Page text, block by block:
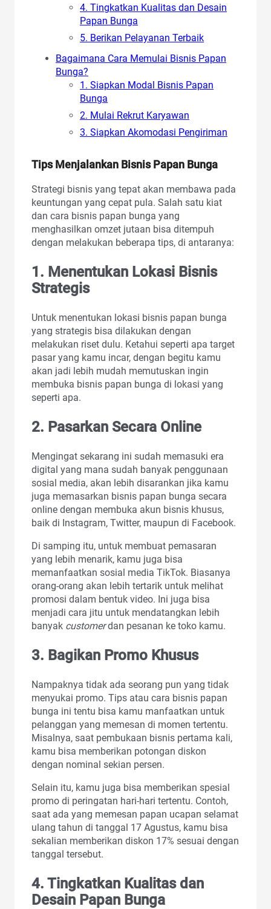
4. Tingkatkan Kualitas dan Desain
Papan Bunga
5. Berikan Pelayanan Terbaik
Bagaimana Cara Memulai Bisnis Papan
Bunga?
1. Siapkan Modal Bisnis Papan
Bunga
2. Mulai Rekrut Karyawan
3. Siapkan Akomodasi Pengiriman
Tips Menjalankan Bisnis Papan Bunga
Strategi bisnis yang tepat akan membawa pada
keuntungan yang cepat pula. Salah satu kiat
dan cara bisnis papan bunga yang
menghasilkan omzet jutaan bisa ditempuh
dengan melakukan beberapa tips, di antaranya:
1. Menentukan Lokasi Bisnis
Strategis
Untuk menentukan lokasi bisnis papan bunga
yang strategis bisa dilakukan dengan
melakukan riset dulu. Ketahui seperti apa target
pasar yang kamu incar, dengan begitu kamu
akan jadi lebih mudah memutuskan ingin
membuka bisnis papan bunga di lokasi yang
seperti apa.
2. Pasarkan Secara Online
Mengingat sekarang ini sudah memasuki era
digital yang mana sudah banyak penggunaan
sosial media, akan lebih disarankan jika kamu
juga memasarkan bisnis papan bunga secara
online dengan membuka akun bisnis khusus,
baik di Instagram, Twitter, maupun di Facebook.
Di samping itu, untuk membuat pemasaran
yang lebih menarik, kamu juga bisa
memanfaatkan sosial media TikTok. Biasanya
orang-orang akan lebih tertarik untuk melihat
promosi dalam bentuk video. Ini juga bisa
menjadi cara jitu untuk mendatangkan lebih
banyak customerdan pesanan ke toko kamu.
3. Bagikan Promo Khusus
Nampaknya tidak ada seorang pun yang tidak
menyukai promo. Tips atau cara bisnis papan
bunga ini tentu bisa kamu manfaatkan untuk
pelanggan yang memesan di momen tertentu.
Misalnya, saat pembukaan bisnis pertama kali,
kamu bisa memberikan potongan diskon
dengan nominal sekian persen.
Selain itu, kamu juga bisa memberikan spesial
promo di peringatan hari-hari tertentu. Contoh,
saat ada yang memesan papan ucapan selamat
ulang tahun di tanggal 17 Agustus, kamu bisa
sekalian memberikan diskon 17% sesuai dengan
tanggal tersebut.
4. Tingkatkan Kualitas dan
Desain Papan Bunga